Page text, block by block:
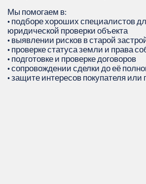
Мы помогаем в:
• подборе хороших специалистов
юридической проверки объекта
• выявлении рисков в старой
• проверке статуса земли и права
• подготовке и проверке договоров
• сопровождении сделки до её
• защите интересов покупателя или